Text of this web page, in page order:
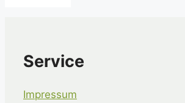
Service
Impressum